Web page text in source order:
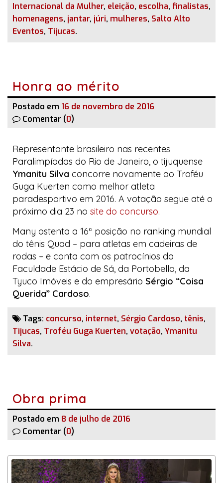
Internacional da Mulher, eleição, escolha, finalistas,
homenagens, jantar, júri, mulheres, Salto Alto
Eventos, Tijucas.
Honra ao mérito
Postado em 16 de novembro de 2016
Comentar (0)
Representante brasileiro nas recentes
Paralimpíadas do Rio de Janeiro, o tijuquense
Ymanitu Silva concorre novamente ao Troféu
Guga Kuerten como melhor atleta
paradesportivo em 2016. A votação segue até o
próximo dia 23 no site do concurso.
Many ostenta a 16ª posição no ranking mundial
do tênis Quad – para atletas em cadeiras de
rodas – e conta com os patrocínios da
Faculdade Estácio de Sá, da Portobello, da
Tyuco Imóveis e do empresário Sérgio “Coisa
Querida” Cardoso.
Tags: concurso, internet, Sérgio Cardoso, tênis,
Tijucas, Troféu Guga Kuerten, votação, Ymanitu
Silva.
Obra prima
Postado em 8 de julho de 2016
Comentar (0)